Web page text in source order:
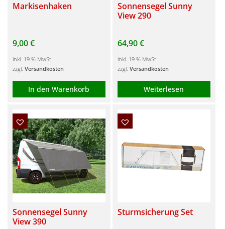
Markisenhaken
9,00€
inkl. 19 % MwSt.
zzgl. Versandkosten
In den Warenkorb
Sonnensegel Sunny
View 290
64,90€
inkl. 19 % MwSt.
zzgl. Versandkosten
Weiterlesen
Sonnensegel Sunny
View 390
Sturmsicherung Set